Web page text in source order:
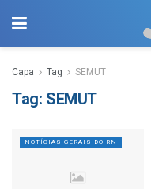
Capa Tag SEMUT
Tag: SEMUT
NOTÍCIAS GERAIS DO RN